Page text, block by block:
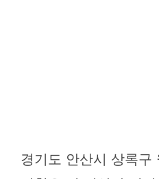
경기도 안산시 상록구